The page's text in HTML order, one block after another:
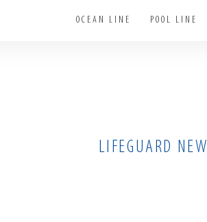
OCEAN LINE POOL LINE
LIFEGUARD NEW